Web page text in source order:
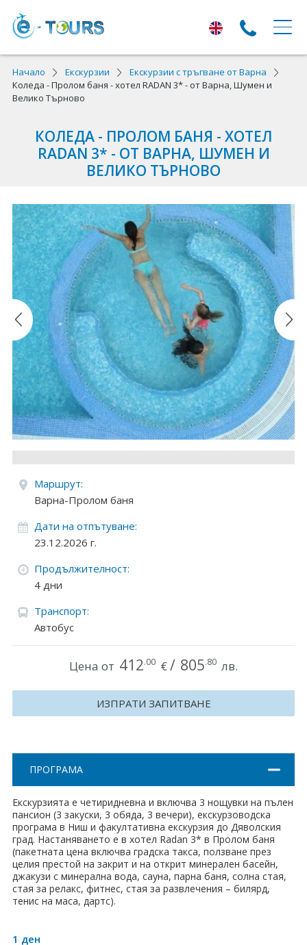
ЕКСКУРЗИИ
Екскурзии с тръгване от Варна
Екскурзии в Европа
Автобусни екскурзии
ПОЧИВКИ
Почивки с тръгване от Варна
Лято 2026
Най-търсени оферти
Круизи
Уикенд програми
ДЕСТИНАЦИИ
Египет
Чехия
Тунис
България
Китай
Румъния
Хърватия
Италия
Австрия
Турция
Унгария
Испания
Франция
Швеция
Начало Екскурзии
Екскурзии с тръгване от Варна
Коледа - Пролом баня - хотел RADAN 3* - от Варна, Шумен и
Велико Търново
КОЛЕДА - ПРОЛОМ БАНЯ - ХОТЕЛ
RADAN 3* - ОТ ВАРНА, ШУМЕН И
ВЕЛИКО ТЪРНОВО
Маршрут:
Варна-Пролом баня
Дати на отпътуване:
23.12.2026 г.
Продължителност:
4 дни
Транспорт:
Автобус
Цена от 412.00 €/ 805.80 лв.
ИЗПРАТИ ЗАПИТВАНЕ
ПРОГРАМА
Екскурзията е четиридневна и включва 3 нощувки на пълен
пансион (3 закуски, 3 обяда, 3 вечери), екскурзоводска
програма в Ниш и факултативна екскурзия до Дяволския
град. Настаняването е в хотел Radan 3* в Пролом баня
(пакетната цена включва градска такса, ползване през
целия престой на закрит и на открит минерален басейн,
джакузи с минерална вода, сауна, парна баня, солна стая,
стая за релакс, фитнес, стая за развлечения – билярд,
тенис на маса, дартс).
1 ден